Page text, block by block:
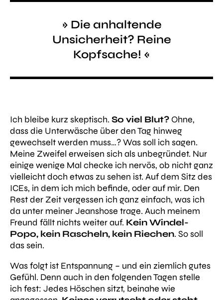
» Die anhaltende
Unsicherheit? Reine
Kopfsache! «
Ich bleibe kurz skeptisch. So viel Blut? Ohne,
dass die Unterwäsche über den Tag hinweg
gewechselt werden muss…? Was soll ich sagen.
Meine Zweifel erweisen sich als unbegründet. Nur
einige wenige Mal checke ich nervös, ob nicht ganz
vielleicht doch etwas zu sehen ist. Auf dem Sitz des
ICEs, in dem ich mich befinde, oder auf mir. Den
Rest der Zeit vergessen ich ganz einfach, was ich
da unter meiner Jeanshose trage. Auch meinem
Freund fällt nichts weiter auf. Kein Windel-
Popo, kein Rascheln, kein Riechen. So soll
das sein.
Was folgt ist Entspannung – und ein ziemlich gutes
Gefühl. Denn auch in den folgenden Tagen stelle
ich fest: Jedes Höschen sitzt, beinahe wie